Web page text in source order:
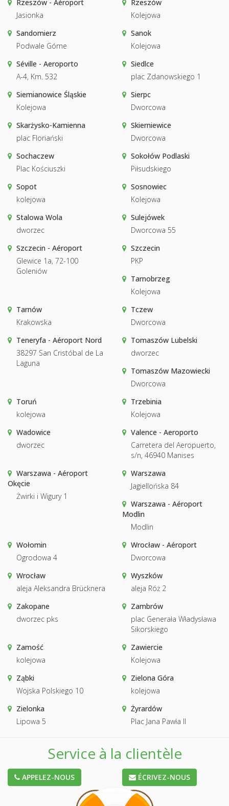
Rzeszów - Aéroport
Jasionka
Rzeszów
Kolejowa
Sandomierz
Podwale Górne
Sanok
Kolejowa
Séville - Aeroporto
A-4, Km. 532
Siedlce
plac Zdanowskiego 1
Siemianowice Śląskie
Kolejowa
Sierpc
Dworcowa
Skarżysko-Kamienna
plac Floriański
Skierniewice
Dworcowa
Sochaczew
Plac Kościuszki
Sokołów Podlaski
Piłsudskiego
Sopot
kolejowa
Sosnowiec
Kolejowa
Stalowa Wola
dworzec
Sulejówek
Dworcowa 55
Szczecin - Aéroport
Glewice 1a, 72-100
Goleniów
Szczecin
PKP
Tarnobrzeg
Kolejowa
Tarnów
Krakowska
Tczew
Dworcowa
Teneryfa - Aéroport Nord
38297 San Cristóbal de La
Laguna
Tomaszów Lubelski
dworzec
Tomaszów Mazowiecki
Dworcowa
Toruń
kolejowa
Trzebinia
Kolejowa
Wadowice
dworzec
Valence - Aeroporto
Carretera del Aeropuerto,
s/n, 46940 Manises
Warszawa - Aéroport
Okęcie
Żwirki i Wigury 1
Warszawa
Jagiellońska 84
Warszawa - Aéroport
Modlin
Modlin
Wołomin
Ogrodowa 4
Wrocław - Aéroport
Dworcowa
Wrocław
aleja Aleksandra Brücknera
Wyszków
aleja Róż 2
Zakopane
dworzec pks
Zambrów
plac Generała Władysława
Sikorskiego
Zamość
kolejowa
Zawiercie
Kolejowa
Ząbki
Wojska Polskiego 10
Zielona Góra
kolejowa
Zielonka
Lipowa 5
Żyrardów
Plac Jana Pawła II
Service à la clientèle
APPELEZ-NOUS ÉCRIVEZ-NOUS